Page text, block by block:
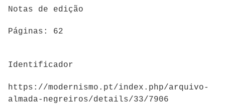
Notas de edição
Páginas: 62
Identificador
https://modernismo.pt/index.php/arquivo-
almada-negreiros/details/33/7906